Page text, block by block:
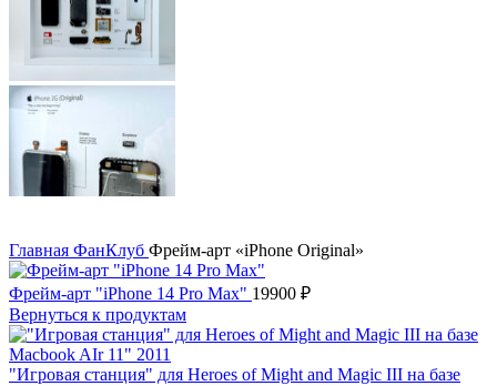
Главная ФанКлуб Фрейм-арт «iPhone Original»
Фрейм-арт "iPhone 14 Pro Max" 19900 ₽
Вернуться к продуктам
"Игровая станция" для Heroes of Might and Magic III на базе